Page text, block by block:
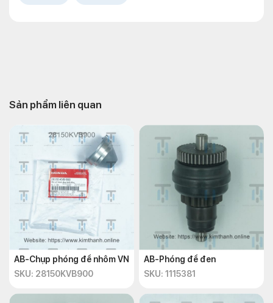
Sản phẩm liên quan
AB-Chụp phóng đề nhôm VN
SKU: 28150KVB900
AB-Phóng đề đen
SKU: 1115381